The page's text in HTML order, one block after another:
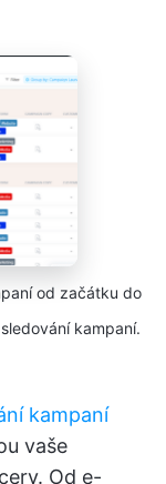
od začátku do
kampaní.
kampaní
vaše
Od e-